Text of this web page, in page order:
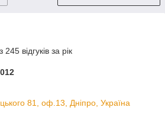
відгуків за рік
81, оф.13, Дніпро, Україна